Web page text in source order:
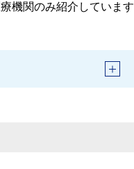
機関のみ紹介しています